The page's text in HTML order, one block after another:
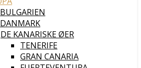
BULGARIEN
DANMARK
DE KANARISKE ØER
TENERIFE
GRAN CANARIA